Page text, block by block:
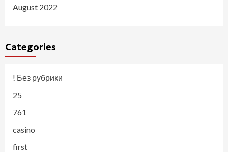
August 2022
Categories
! Без рубрики
25
761
casino
first